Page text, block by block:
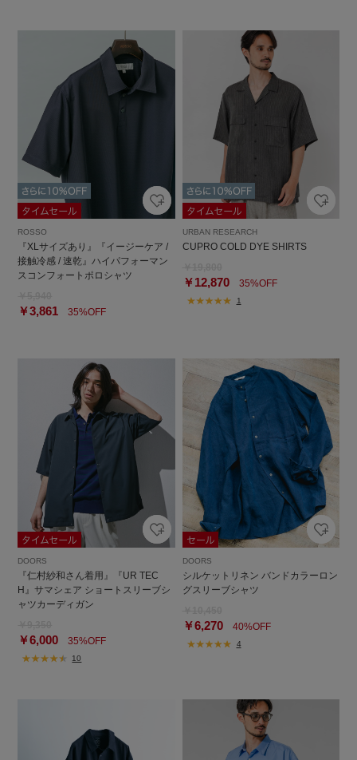
ROSSO
『XLサイズあり』『イージーケア /
接触冷感 / 速乾』ハイパフォーマン
スコンフォートポロシャツ
￥3,861 35%OFF
URBAN RESEARCH
CUPRO COLD DYE SHIRTS
￥12,87035%OFF
1
DOORS
『仁村紗和さん着用』『UR TEC
H』サマシェア ショートスリーブシ
ャツカーディガン
￥6,000 35%OFF
10
DOORS
シルケットリネン バンドカラーロン
グスリーブシャツ
￥6,27040%OFF
4